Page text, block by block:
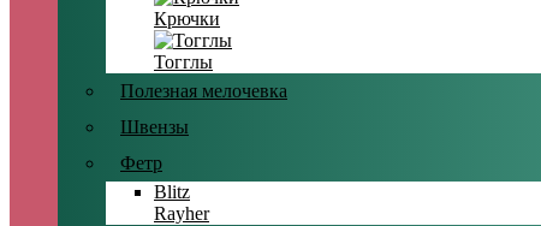
Крючки
Тогглы
Полезная мелочевка
Швензы
Фетр
Blitz
Rayher